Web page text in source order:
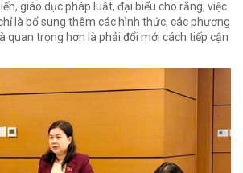
giáo dục pháp luật, đại biểu cho rằng, việc
là bổ sung thêm các hình thức, các phương
quan trọng hơn là phải đổi mới cách tiếp cận